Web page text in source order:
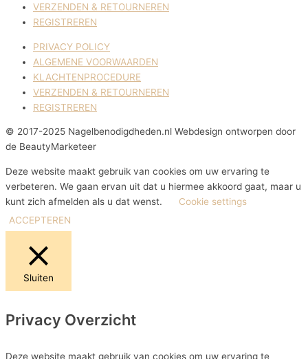
VERZENDEN & RETOURNEREN
REGISTREREN
PRIVACY POLICY
ALGEMENE VOORWAARDEN
KLACHTENPROCEDURE
VERZENDEN & RETOURNEREN
REGISTREREN
© 2017-2025 Nagelbenodigdheden.nl Webdesign ontworpen door
de BeautyMarketeer
Deze website maakt gebruik van cookies om uw ervaring te
verbeteren. We gaan ervan uit dat u hiermee akkoord gaat, maar u
kunt zich afmelden als u dat wenst.
Cookie settings
ACCEPTEREN
Sluiten
Privacy Overzicht
Deze website maakt gebruik van cookies om uw ervaring te